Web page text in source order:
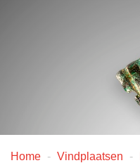
Home Vindplaatsen